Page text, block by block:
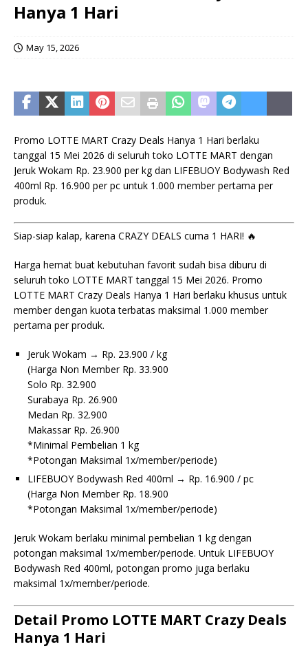
Hanya 1 Hari
May 15, 2026
Promo LOTTE MART Crazy Deals Hanya 1 Hari berlaku
tanggal 15 Mei 2026 di seluruh toko LOTTE MART dengan
Jeruk Wokam Rp. 23.900 per kg dan LIFEBUOY Bodywash Red
400ml Rp. 16.900 per pc untuk 1.000 member pertama per
produk.
Siap-siap kalap, karena CRAZY DEALS cuma 1 HARI! 🔥
Harga hemat buat kebutuhan favorit sudah bisa diburu di
seluruh toko LOTTE MART tanggal 15 Mei 2026. Promo
LOTTE MART Crazy Deals Hanya 1 Hari berlaku khusus untuk
member dengan kuota terbatas maksimal 1.000 member
pertama per produk.
Jeruk Wokam → Rp. 23.900 / kg
(Harga Non Member Rp. 33.900
Solo Rp. 32.900
Surabaya Rp. 26.900
Medan Rp. 32.900
Makassar Rp. 26.900
*Minimal Pembelian 1 kg
*Potongan Maksimal 1x/member/periode)
LIFEBUOY Bodywash Red 400ml → Rp. 16.900 / pc
(Harga Non Member Rp. 18.900
*Potongan Maksimal 1x/member/periode)
Jeruk Wokam berlaku minimal pembelian 1 kg dengan
potongan maksimal 1x/member/periode. Untuk LIFEBUOY
Bodywash Red 400ml, potongan promo juga berlaku
maksimal 1x/member/periode.
Detail Promo LOTTE MART Crazy Deals
Hanya 1 Hari